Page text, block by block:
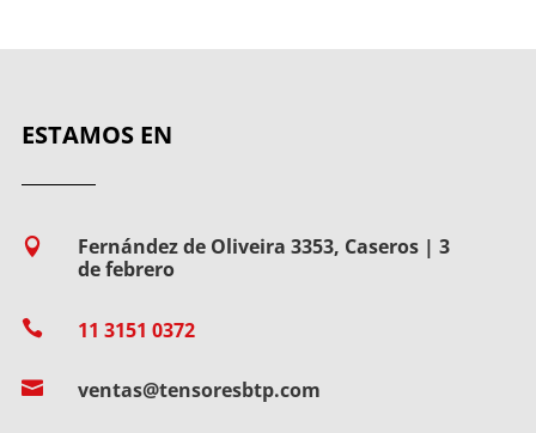
ESTAMOS EN

Fernández de Oliveira 3353, Caseros | 3
de febrero
 11 3151 0372
 ventas@tensoresbtp.com